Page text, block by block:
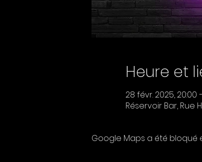
Heure et
28 févr. 2025, 20:00 –
Réservoir Bar, Rue
Google Maps a été